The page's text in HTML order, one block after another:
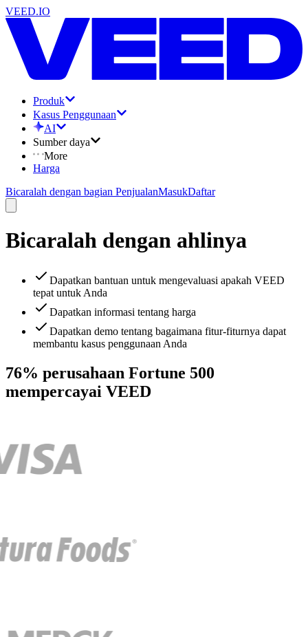
VEED.IO
Produk
Kasus Penggunaan
AI
Sumber daya
More
Harga
Bicaralah dengan bagian PenjualanMasukDaftar
Bicaralah dengan ahlinya
Dapatkan bantuan untuk mengevaluasi apakah VEED
tepat untuk Anda
Dapatkan informasi tentang harga
Dapatkan demo tentang bagaimana fitur-fiturnya dapat
membantu kasus penggunaan Anda
76% perusahaan Fortune 500
mempercayai VEED